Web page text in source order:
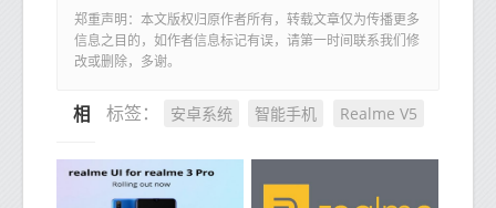
郑重声明：本文版权归原作者所有，转载文章仅为传播更多
信息之目的，如作者信息标记有误，请第一时间联系我们修
改或删除，多谢。
标签： 安卓系统 智能手机 Realme V5
相关推荐